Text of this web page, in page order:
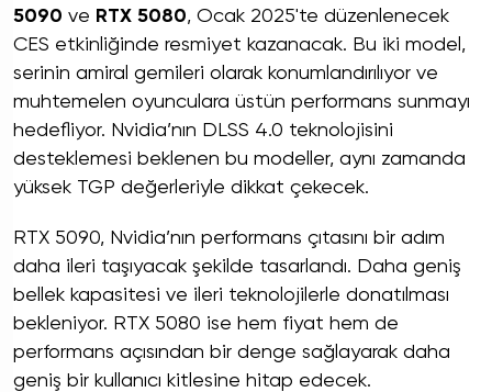
5090 ve RTX 5080, Ocak 2025'te düzenlenecek
CES etkinliğinde resmiyet kazanacak. Bu iki model,
serinin amiral gemileri olarak konumlandırılıyor ve
muhtemelen oyunculara üstün performans sunmayı
hedefliyor. Nvidia’nın DLSS 4.0 teknolojisini
desteklemesi beklenen bu modeller, aynı zamanda
yüksek TGP değerleriyle dikkat çekecek.
RTX 5090, Nvidia’nın performans çıtasını bir adım
daha ileri taşıyacak şekilde tasarlandı. Daha geniş
bellek kapasitesi ve ileri teknolojilerle donatılması
bekleniyor. RTX 5080 ise hem fiyat hem de
performans açısından bir denge sağlayarak daha
geniş bir kullanıcı kitlesine hitap edecek.